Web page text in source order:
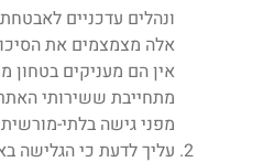
ונהלים עדכניים
אלה מצמצמים את
אין הם מעניקים בטחון
מתחייבת ששירותי
מפני גישה בלתי-
עליך לדעת כי הגלישה